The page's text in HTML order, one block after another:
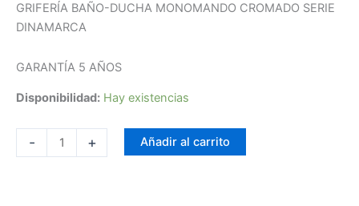
GRIFERÍA BAÑO-DUCHA MONOMANDO CROMADO SERIE
DINAMARCA
GARANTÍA 5 AÑOS
Disponibilidad: Hay existencias
- + Añadir al carrito